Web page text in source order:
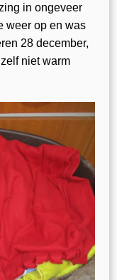
in ongeveer
weer op en was
28 december,
niet warm